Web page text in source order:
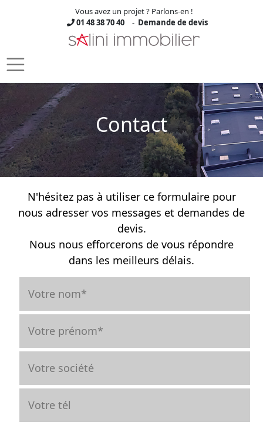
Skip to main content
Vous avez un projet ? Parlons-en !
01 48 38 70 40
- Demande de devis
Contact
N'hésitez pas à utiliser ce formulaire pour
nous adresser vos messages et demandes de
devis.
Nous nous efforcerons de vous répondre
dans les meilleurs délais.